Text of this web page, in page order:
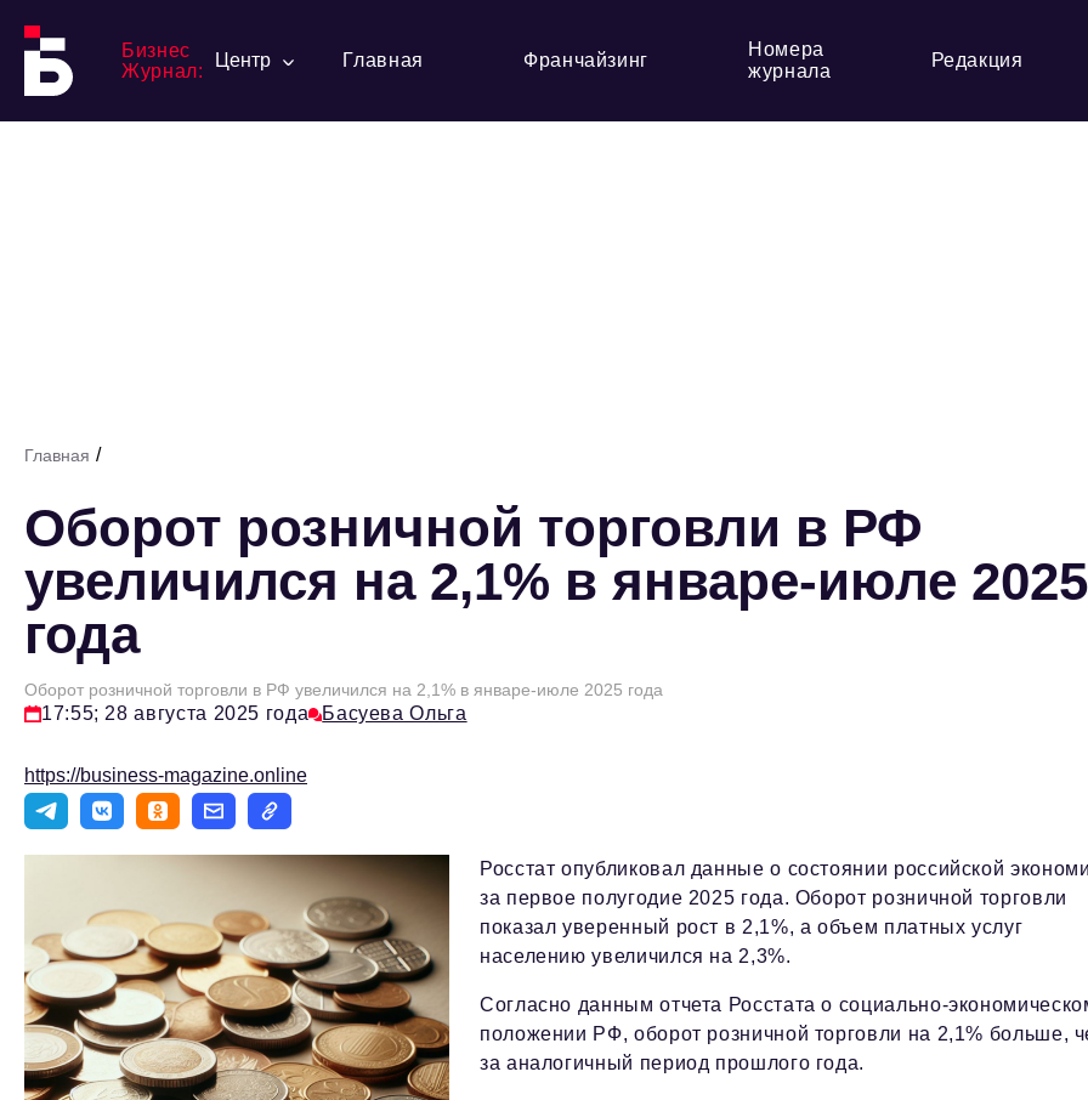
Бизнес
Журнал:
Центр Главная Франчайзинг
Номера
журнала
Редакция
Главная /
Оборот розничной торговли в РФ
увеличился на 2,1% в январе-июле 2025
года
Оборот розничной торговли в РФ увеличился на 2,1% в январе-июле 2025 года
17:55; 28 августа 2025 года Басуева Ольга
https://business-magazine.online
Росстат опубликовал данные о состоянии российской
за первое полугодие 2025 года. Оборот розничной торговли
показал уверенный рост в 2,1%, а объем платных услуг
населению увеличился на 2,3%.
Согласно данным отчета Росстата о социально-
положении РФ, оборот розничной торговли на 2,1% больше,
за аналогичный период прошлого года.